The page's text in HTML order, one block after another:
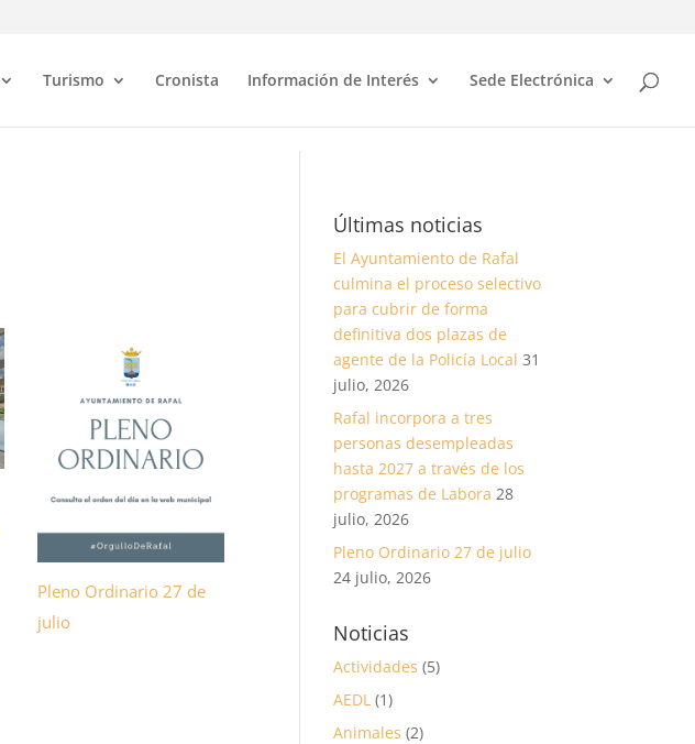
Turismo Cronista Información de Interés Sede Electrónica
Pleno Ordinario 27 de
julio
Últimas noticias
El Ayuntamiento de Rafal
culmina el proceso selectivo
para cubrir de forma
definitiva dos plazas de
agente de la Policía Local 31
julio, 2026
Rafal incorpora a tres
personas desempleadas
hasta 2027 a través de los
programas de Labora 28
julio, 2026
Pleno Ordinario 27 de julio
24 julio, 2026
Noticias
Actividades (5)
AEDL (1)
Animales (2)